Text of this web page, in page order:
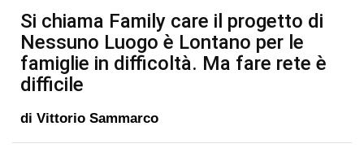
Si chiama Family care il progetto di
Nessuno Luogo è Lontano per le
famiglie in difficoltà. Ma fare rete è
difficile
di Vittorio Sammarco